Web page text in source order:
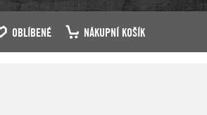
OBLÍBENÉ NÁKUPNÍ KOŠÍK